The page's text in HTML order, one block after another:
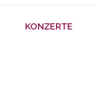
KONZERTE